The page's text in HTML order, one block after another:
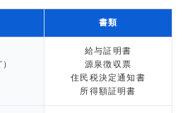
書類
給与証明書
源泉徴収票
住民税決定通知書
所得額証明書